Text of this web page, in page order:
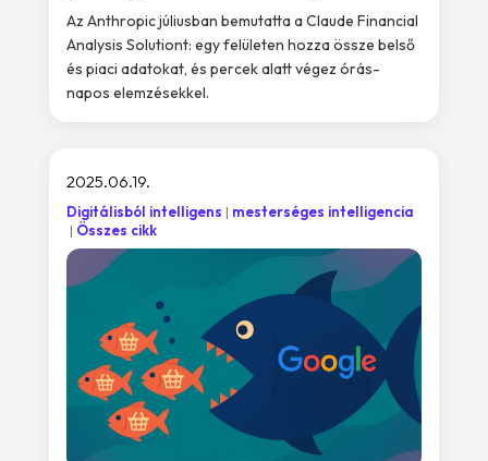
Az Anthropic júliusban bemutatta a Claude Financial
Analysis Solutiont: egy felületen hozza össze belső
és piaci adatokat, és percek alatt végez órás-
napos elemzésekkel.
2025.06.19.
Digitálisból intelligens
mesterséges intelligencia
Összes cikk